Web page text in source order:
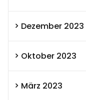
Dezember 2023
Oktober 2023
März 2023